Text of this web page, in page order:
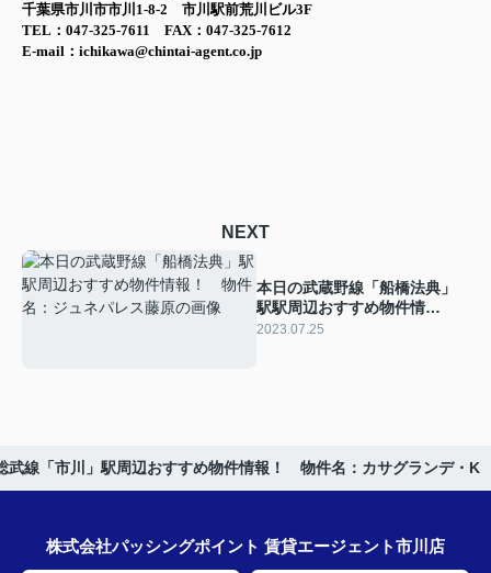
千葉県市川市市川1-8-2 市川駅前荒川ビル3F
TEL：047-325-7611 FAX：047-325-7612
E-mail：ichikawa@chintai-agent.co.jp
NEXT
本日の武蔵野線「船橋法典」
駅駅周辺おすすめ物件情
報！ 物件名：ジュネパレス
2023.07.25
武線「市川」駅周辺おすすめ物件情報！ 物件名：カサグランデ・K
株式会社パッシングポイント 賃貸エージェント市川店